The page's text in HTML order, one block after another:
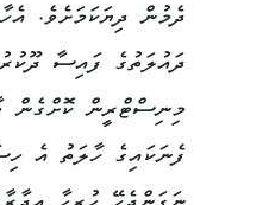
ދެމުން ދިޔަކަމަށެވެ.
ދައުލަތުގެ ފައިސާ
މިނިސްޓްރީން ކޮށްގެން
ފެނަކައިގެ ހާލަތު އެ